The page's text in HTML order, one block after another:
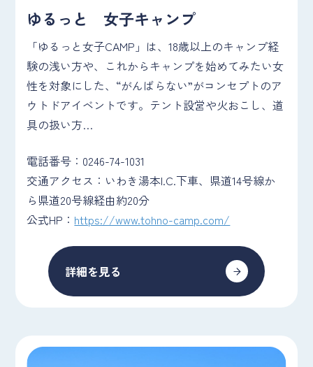
ゆるっと 女子キャンプ
「ゆるっと女子CAMP」は、18歳以上のキャンプ経
験の浅い方や、これからキャンプを始めてみたい女
性を対象にした、“がんばらない”がコンセプトのア
ウトドアイベントです。テント設営や火おこし、道
具の扱い方…
電話番号：0246-74-1031
交通アクセス：いわき湯本I.C.下車、県道14号線か
ら県道20号線経由約20分
公式HP： https://www.tohno-camp.com/
詳細を見る